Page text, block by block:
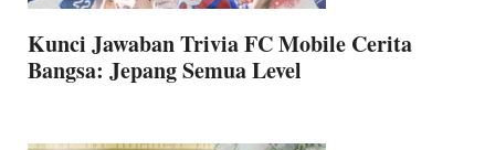
Kunci Jawaban Trivia FC Mobile Cerita
Bangsa: Jepang Semua Level